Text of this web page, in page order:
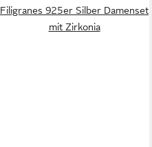
Filigranes 925er Silber Damenset
mit Zirkonia